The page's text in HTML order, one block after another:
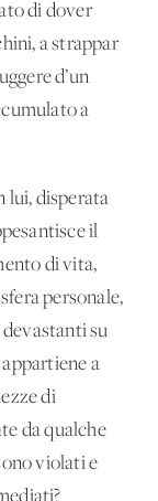
di dover
a strappar
d’un
a
lui, disperata
il
di vita,
personale,
su
appartiene a
di
da qualche
violati e